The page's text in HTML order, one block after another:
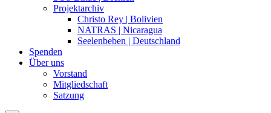
Projektarchiv
Christo Rey | Bolivien
NATRAS | Nicaragua
Seelenbeben | Deutschland
Spenden
Über uns
Vorstand
Mitgliedschaft
Satzung